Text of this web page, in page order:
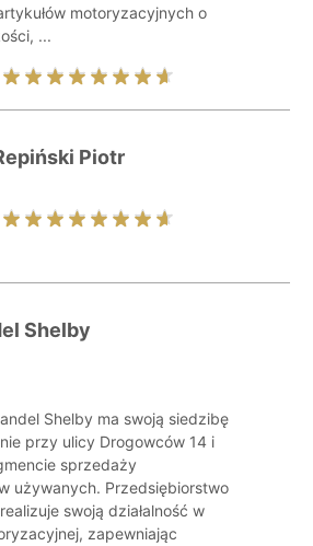
motoryzacyjnych o
...
Piotr
Shelby
Shelby ma swoją siedzibę
przy ulicy Drogowców 14 i
sprzedaży
używanych. Przedsiębiorstwo
swoją działalność w
zapewniając